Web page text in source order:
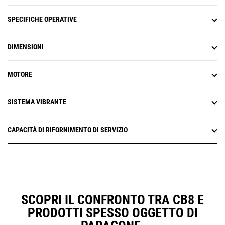
giunti, mentre le opzioni di
SPECIFICHE OPERATIVE
DIMENSIONI
MOTORE
SISTEMA VIBRANTE
CAPACITÀ DI RIFORNIMENTO DI SERVIZIO
SCOPRI IL CONFRONTO TRA CB8 E
PRODOTTI SPESSO OGGETTO DI